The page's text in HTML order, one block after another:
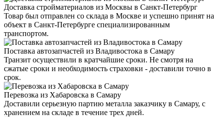
Доставка стройматериалов из Москвы в Санкт-Петербург
Товар был отправлен со склада в Москве и успешно принят на
объект в Санкт-Петербурге специализированным
транспортом.
Поставка автозапчастей из Владивостока в Самару
Транзит осуществили в кратчайшие сроки. Не смотря на
сжатые сроки и необходимость страховки - доставили точно в
срок.
Перевозка из Хабаровска в Самару
Доставили серьезную партию металла заказчику в Самару, с
хранением на складе в течение трех дней.